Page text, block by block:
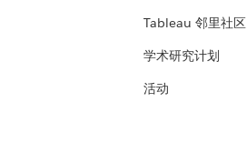
Tableau 邻里社区
学术研究计划
活动